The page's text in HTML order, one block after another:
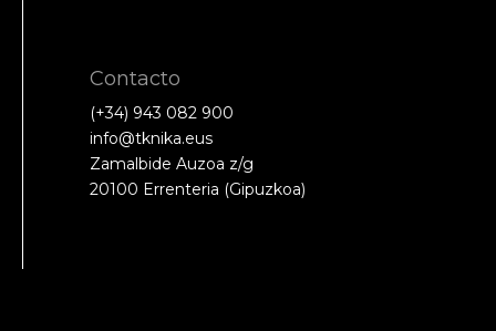
Contacto
(+34) 943 082 900
info@tknika.eus
Zamalbide Auzoa z/g
20100 Errenteria (Gipuzkoa)